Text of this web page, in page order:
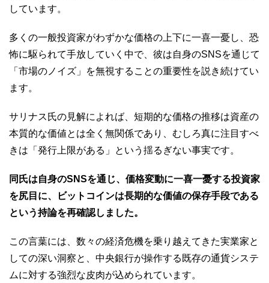
しています。
多くの一般投資家がわずかな価格の上下に一喜一憂し、恐
怖に駆られて手放していく中で、彼は自身のSNSを通じて
「市場のノイズ」を無視することの重要性を説き続けてい
ます。
サリナス氏の見解によれば、短期的な価格の推移は資産の
本質的な価値とは全く無関係であり、むしろ真に注目すべ
きは「発行上限がある」という揺るぎない事実です。
同氏は自身のSNSを通じ、価格変動に一喜一憂する投資家
を尻目に、ビットコインは長期的な価値の保存手段である
という持論を再確認しました。
この言葉には、数々の経済危機を乗り越えてきた実業家と
しての深い洞察と、中央銀行が操作する既存の通貨システ
ムに対する強烈な皮肉が込められています。